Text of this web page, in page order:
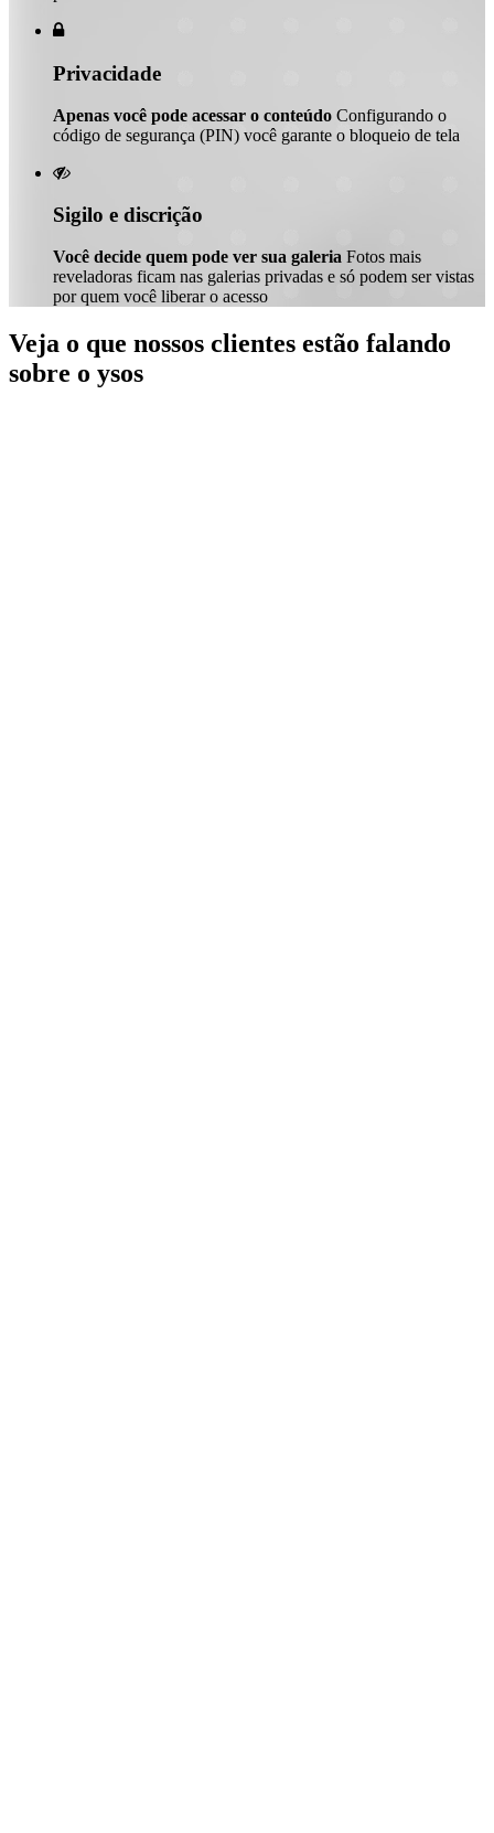

Privacidade
Apenas você pode acessar o conteúdo Configurando o
código de segurança (PIN) você garante o bloqueio de tela

Sigilo e discrição
Você decide quem pode ver sua galeria Fotos mais
reveladoras ficam nas galerias privadas e só podem ser vistas
por quem você liberar o acesso
Veja o que nossos clientes estão falando
sobre o ysos